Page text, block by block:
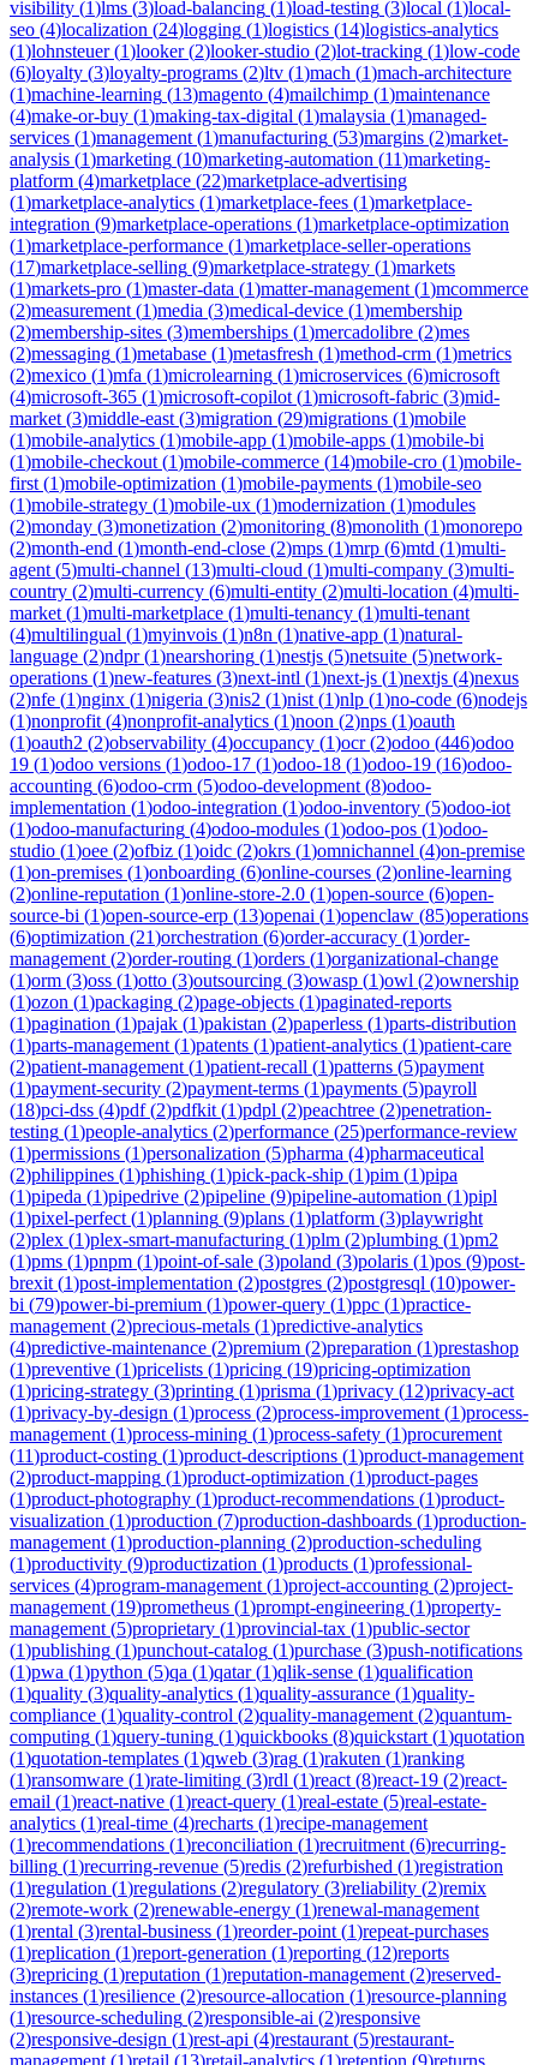
visibility (1)lms (3)load-balancing (1)load-testing (3)local (1)local-
seo (4)localization (24)logging (1)logistics (14)logistics-analytics
(1)lohnsteuer(1)looker(2)looker-studio (2)lot-tracking (1)low-code
(6)loyalty (3)loyalty-programs (2)ltv (1)mach (1)mach-architecture
(1)machine-learning (13)magento (4)mailchimp (1)maintenance
(4)make-or-buy (1)making-tax-digital (1)malaysia (1)managed-
services (1)management (1)manufacturing (53)margins (2)market-
analysis (1)marketing (10)marketing-automation (11)marketing-
platform (4)marketplace (22)marketplace-advertising
(1)marketplace-analytics (1)marketplace-fees (1)marketplace-
integration (9)marketplace-operations (1)marketplace-optimization
(1)marketplace-performance (1)marketplace-seller-operations
(17)marketplace-selling (9)marketplace-strategy (1)markets
(1)markets-pro (1)master-data (1)matter-management (1)mcommerce
(2)measurement (1)media (3)medical-device (1)membership
(2)membership-sites (3)memberships (1)mercadolibre (2)mes
(2)messaging (1)metabase (1)metasfresh (1)method-crm (1)metrics
(2)mexico (1)mfa (1)microlearning (1)microservices (6)microsoft
(4)microsoft-365 (1)microsoft-copilot (1)microsoft-fabric (3)mid-
market (3)middle-east (3)migration (29)migrations (1)mobile
(1)mobile-analytics (1)mobile-app (1)mobile-apps (1)mobile-bi
(1)mobile-checkout (1)mobile-commerce (14)mobile-cro (1)mobile-
first (1)mobile-optimization (1)mobile-payments (1)mobile-seo
(1)mobile-strategy (1)mobile-ux (1)modernization (1)modules
(2)monday (3)monetization (2)monitoring (8)monolith (1)monorepo
(2)month-end (1)month-end-close (2)mps (1)mrp (6)mtd (1)multi-
agent (5)multi-channel (13)multi-cloud (1)multi-company (3)multi-
country (2)multi-currency (6)multi-entity (2)multi-location (4)multi-
market (1)multi-marketplace (1)multi-tenancy (1)multi-tenant
(4)multilingual (1)myinvois (1)n8n (1)native-app (1)natural-
language (2)ndpr(1)nearshoring (1)nestjs (5)netsuite (5)network-
operations (1)new-features (3)next-intl (1)next-js (1)nextjs (4)nexus
(2)nfe (1)nginx (1)nigeria (3)nis2 (1)nist (1)nlp (1)no-code (6)nodejs
(1)nonprofit (4)nonprofit-analytics (1)noon (2)nps (1)oauth
(1)oauth2 (2)observability (4)occupancy (1)ocr(2)odoo (446)odoo
19 (1)odoo versions (1)odoo-17 (1)odoo-18 (1)odoo-19 (16)odoo-
accounting (6)odoo-crm (5)odoo-development (8)odoo-
implementation (1)odoo-integration (1)odoo-inventory (5)odoo-iot
(1)odoo-manufacturing (4)odoo-modules (1)odoo-pos (1)odoo-
studio (1)oee (2)ofbiz (1)oidc (2)okrs (1)omnichannel (4)on-premise
(1)on-premises (1)onboarding (6)online-courses (2)online-learning
(2)online-reputation (1)online-store-2.0 (1)open-source (6)open-
source-bi (1)open-source-erp (13)openai (1)openclaw (85)operations
(6)optimization (21)orchestration (6)order-accuracy (1)order-
management (2)order-routing (1)orders (1)organizational-change
(1)orm (3)oss (1)otto (3)outsourcing (3)owasp (1)owl (2)ownership
(1)ozon (1)packaging (2)page-objects (1)paginated-reports
(1)pagination (1)pajak (1)pakistan (2)paperless (1)parts-distribution
(1)parts-management (1)patents (1)patient-analytics (1)patient-care
(2)patient-management (1)patient-recall (1)patterns (5)payment
(1)payment-security (2)payment-terms (1)payments (5)payroll
(18)pci-dss (4)pdf(2)pdfkit (1)pdpl (2)peachtree (2)penetration-
testing (1)people-analytics (2)performance (25)performance-review
(1)permissions (1)personalization (5)pharma (4)pharmaceutical
(2)philippines (1)phishing (1)pick-pack-ship (1)pim (1)pipa
(1)pipeda (1)pipedrive (2)pipeline (9)pipeline-automation (1)pipl
(1)pixel-perfect (1)planning (9)plans (1)platform (3)playwright
(2)plex (1)plex-smart-manufacturing (1)plm (2)plumbing (1)pm2
(1)pms (1)pnpm (1)point-of-sale (3)poland (3)polaris (1)pos (9)post-
brexit (1)post-implementation (2)postgres (2)postgresql (10)power-
bi (79)power-bi-premium (1)power-query (1)ppc (1)practice-
management (2)precious-metals (1)predictive-analytics
(4)predictive-maintenance (2)premium (2)preparation (1)prestashop
(1)preventive (1)pricelists (1)pricing (19)pricing-optimization
(1)pricing-strategy (3)printing (1)prisma (1)privacy (12)privacy-act
(1)privacy-by-design (1)process (2)process-improvement (1)process-
management (1)process-mining (1)process-safety (1)procurement
(11)product-costing (1)product-descriptions (1)product-management
(2)product-mapping (1)product-optimization (1)product-pages
(1)product-photography (1)product-recommendations (1)product-
visualization (1)production (7)production-dashboards (1)production-
management (1)production-planning (2)production-scheduling
(1)productivity (9)productization (1)products (1)professional-
services (4)program-management (1)project-accounting (2)project-
management (19)prometheus (1)prompt-engineering (1)property-
management (5)proprietary (1)provincial-tax (1)public-sector
(1)publishing (1)punchout-catalog (1)purchase (3)push-notifications
(1)pwa (1)python (5)qa (1)qatar(1)qlik-sense (1)qualification
(1)quality (3)quality-analytics (1)quality-assurance (1)quality-
compliance (1)quality-control (2)quality-management (2)quantum-
computing (1)query-tuning (1)quickbooks (8)quickstart (1)quotation
(1)quotation-templates (1)qweb (3)rag (1)rakuten (1)ranking
(1)ransomware (1)rate-limiting (3)rdl (1)react (8)react-19 (2)react-
email (1)react-native (1)react-query (1)real-estate (5)real-estate-
analytics (1)real-time (4)recharts (1)recipe-management
(1)recommendations (1)reconciliation (1)recruitment (6)recurring-
billing (1)recurring-revenue (5)redis (2)refurbished (1)registration
(1)regulation (1)regulations (2)regulatory (3)reliability (2)remix
(2)remote-work (2)renewable-energy (1)renewal-management
(1)rental (3)rental-business (1)reorder-point (1)repeat-purchases
(1)replication (1)report-generation (1)reporting (12)reports
(3)repricing (1)reputation (1)reputation-management (2)reserved-
instances (1)resilience (2)resource-allocation (1)resource-planning
(1)resource-scheduling (2)responsible-ai (2)responsive
(2)responsive-design (1)rest-api (4)restaurant (5)restaurant-
management (1)retail (13)retail-analytics (1)retention (9)returns